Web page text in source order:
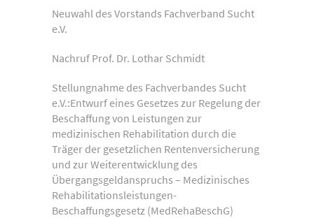
Neuwahl des Vorstands Fachverband Sucht
e.V.
Nachruf Prof. Dr. Lothar Schmidt
Stellungnahme des Fachverbandes Sucht
e.V.:Entwurf eines Gesetzes zur Regelung der
Beschaffung von Leistungen zur
medizinischen Rehabilitation durch die
Träger der gesetzlichen Rentenversicherung
und zur Weiterentwicklung des
Übergangsgeldanspruchs – Medizinisches
Rehabilitationsleistungen-
Beschaffungsgesetz (MedRehaBeschG)